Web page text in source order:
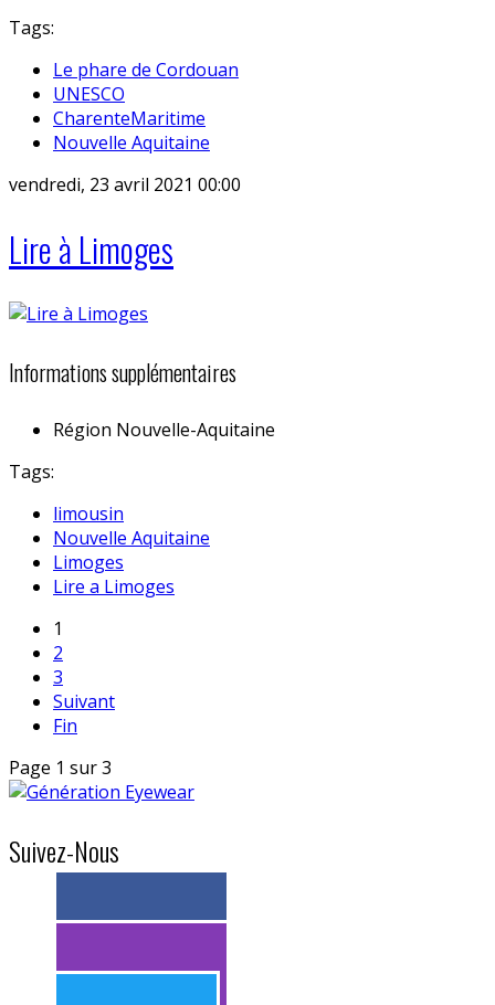
Tags:
Le phare de Cordouan
UNESCO
CharenteMaritime
Nouvelle Aquitaine
vendredi, 23 avril 2021 00:00
Lire à Limoges
Informations supplémentaires
Région Nouvelle-Aquitaine
Tags:
limousin
Nouvelle Aquitaine
Limoges
Lire a Limoges
1
2
3
Suivant
Fin
Page 1 sur 3
Suivez-Nous
> 11k abonnés
> 11k abonnés